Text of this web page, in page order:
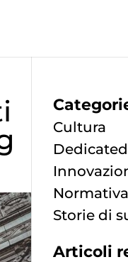
Cultura
Dedicated
Normativa
Storie di
Articoli